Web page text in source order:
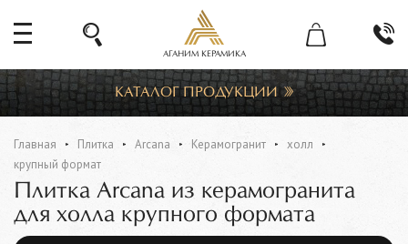
АГАНИМ КЕРАМИКА
КАТАЛОГ ПРОДУКЦИИ
Главная Плитка Arcana Керамогранит
холл
крупный формат
Плитка Arcana из керамогранита
для холла крупного формата